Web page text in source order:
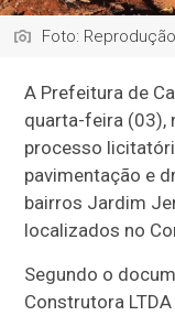
Foto:
A Prefeitura de
quarta-feira (03),
processo
pavimentação e
bairros Jardim
localizados no
Segundo o
Construtora